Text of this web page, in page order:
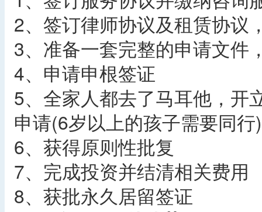
2、签订律师协议及租赁协议
3、准备一套完整的申请文件
4、申请申根签证
5、全家人都去了马耳他，开
申请(6岁以上的孩子需要同行)
6、获得原则性批复
7、完成投资并结清相关费用
8、获批永久居留签证